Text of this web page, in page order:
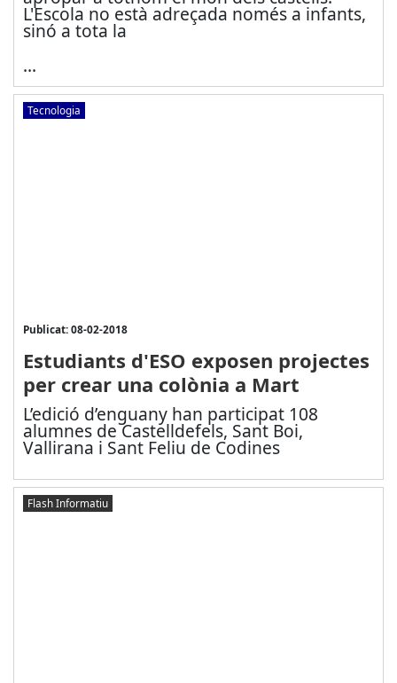
L'Escola no està adreçada només a infants,
sinó a tota la
...
Tecnologia
Publicat: 08-02-2018
Estudiants d'ESO exposen projectes
per crear una colònia a Mart
L’edició d’enguany han participat 108
alumnes de Castelldefels, Sant Boi,
Vallirana i Sant Feliu de Codines
Flash Informatiu